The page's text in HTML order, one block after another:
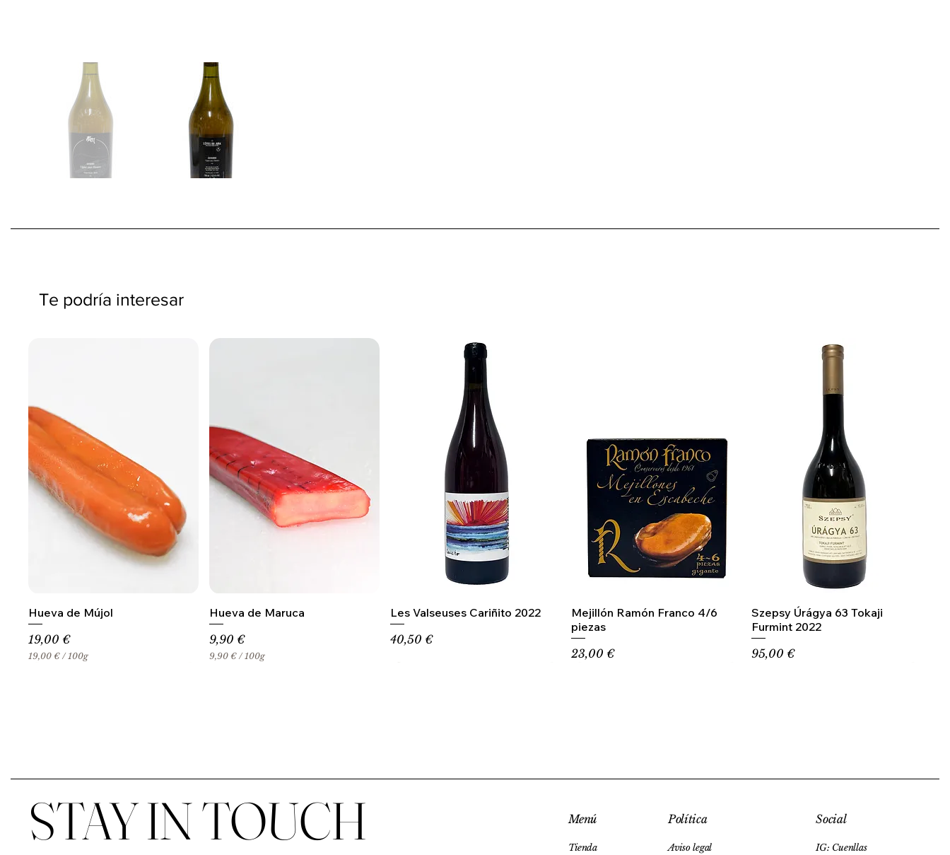
Te podría interesar
Hueva de Mújol
Precio
19,00 €
19,00 € / 100g
1
G
a
Hueva de Maruca
Precio
9,90 €
9,90 € / 100g
0
G
m
Les Valseuses Cariñito 2022
Precio
40,50 €
Mejillón Ramón Franco 4/6
piezas
Precio
23,00 €
Szepsy Úrágya 63 Tokaji
Furmint 2022
Precio
95,00 €
STAY IN TOUCH Menú
Tienda
Política
Aviso legal
Social
IG: Cuenllas